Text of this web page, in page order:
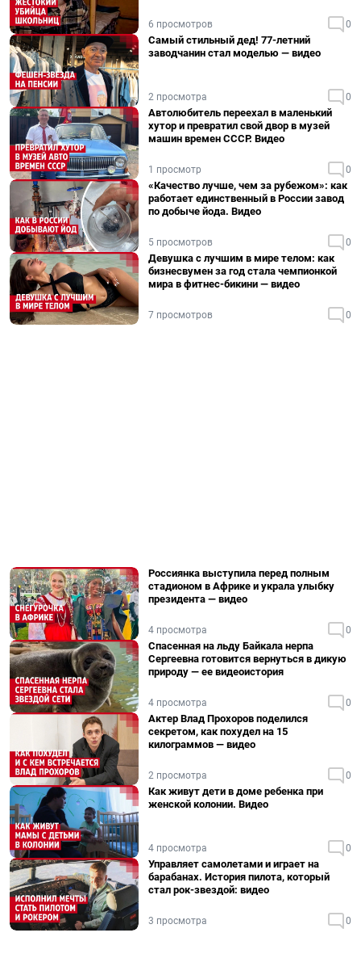
6 просмотров 0
Самый стильный дед! 77-летний
заводчанин стал моделью — видео
2 просмотра 0
Автолюбитель переехал в маленький
хутор и превратил свой двор в музей
машин времен СССР. Видео
1 просмотр 0
«Качество лучше, чем за рубежом»: как
работает единственный в России завод
по добыче йода. Видео
5 просмотров 0
Девушка с лучшим в мире телом: как
бизнесвумен за год стала чемпионкой
мира в фитнес-бикини — видео
7 просмотров 0
Россиянка выступила перед полным
стадионом в Африке и украла улыбку
президента — видео
4 просмотра 0
Спасенная на льду Байкала нерпа
Сергеевна готовится вернуться в дикую
природу — ее видеоистория
4 просмотра 0
Актер Влад Прохоров поделился
секретом, как похудел на 15
килограммов — видео
2 просмотра 0
Как живут дети в доме ребенка при
женской колонии. Видео
4 просмотра 0
Управляет самолетами и играет на
барабанах. История пилота, который
стал рок-звездой: видео
3 просмотра 0